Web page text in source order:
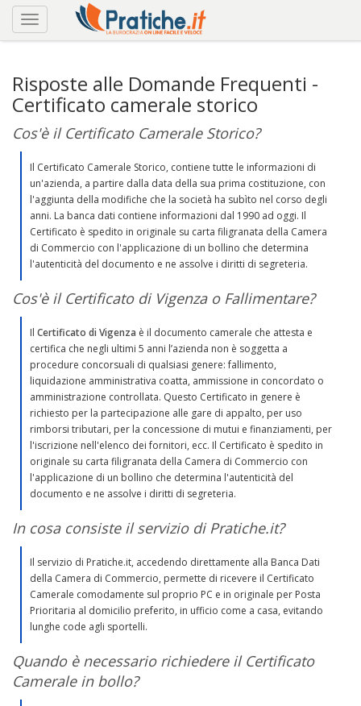
Risposte alle Domande Frequenti -
Certificato camerale storico
Cos'è il Certificato Camerale Storico?
Il Certificato Camerale Storico, contiene tutte le informazioni di
un'azienda, a partire dalla data della sua prima costituzione, con
l'aggiunta della modifiche che la società ha subìto nel corso degli
anni. La banca dati contiene informazioni dal 1990 ad oggi. Il
Certificato è spedito in originale su carta filigranata della Camera
di Commercio con l'applicazione di un bollino che determina
l'autenticità del documento e ne assolve i diritti di segreteria.
Cos'è il Certificato di Vigenza o Fallimentare?
Il Certificato di Vigenza è il documento camerale che attesta e
certifica che negli ultimi 5 anni l’azienda non è soggetta a
procedure concorsuali di qualsiasi genere: fallimento,
liquidazione amministrativa coatta, ammissione in concordato o
amministrazione controllata. Questo Certificato in genere è
richiesto per la partecipazione alle gare di appalto, per uso
rimborsi tributari, per la concessione di mutui e finanziamenti, per
l'iscrizione nell'elenco dei fornitori, ecc. Il Certificato è spedito in
originale su carta filigranata della Camera di Commercio con
l'applicazione di un bollino che determina l'autenticità del
documento e ne assolve i diritti di segreteria.
In cosa consiste il servizio di Pratiche.it?
Il servizio di Pratiche.it, accedendo direttamente alla Banca Dati
della Camera di Commercio, permette di ricevere il Certificato
Camerale comodamente sul proprio PC e in originale per Posta
Prioritaria al domicilio preferito, in ufficio come a casa, evitando
lunghe code agli sportelli.
Quando è necessario richiedere il Certificato
Camerale in bollo?